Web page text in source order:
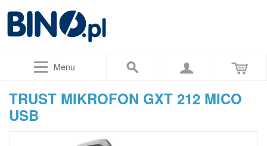
Menu
TRUST MIKROFON GXT 212 MICO
USB